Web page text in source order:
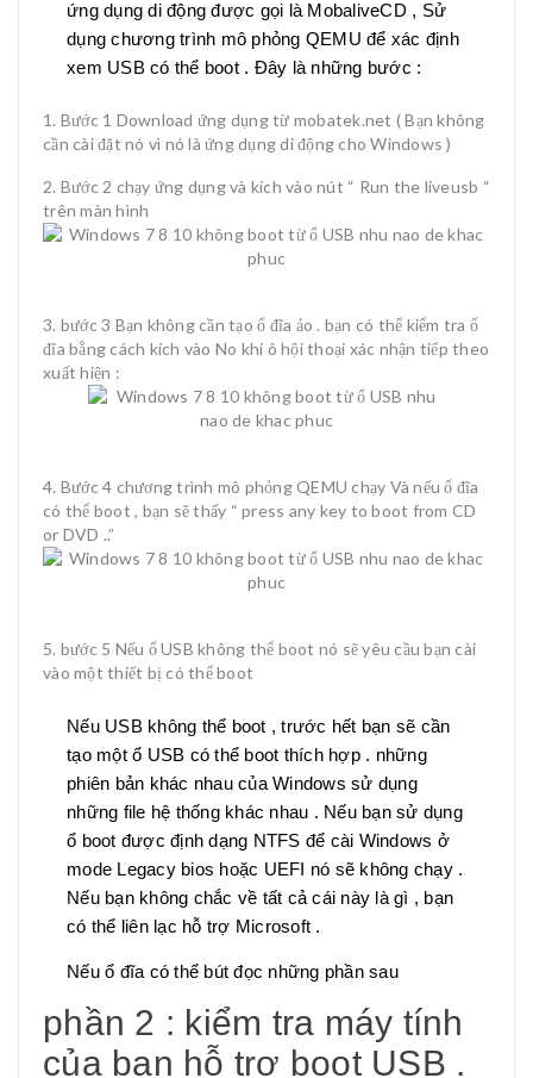
ứng dụng di động được gọi là MobaliveCD , Sử
dụng chương trình mô phỏng QEMU để xác định
xem USB có thể boot . Đây là những bước :
Bước 1 Download ứng dụng từ mobatek.net ( Bạn không
cần cài đặt nó vì nó là ứng dụng di động cho Windows )
Bước 2 chạy ứng dụng và kích vào nút “ Run the liveusb “
trên màn hình
bước 3 Bạn không cần tạo ổ đĩa ảo . bạn có thể kiểm tra ổ
đĩa bằng cách kích vào No khi ô hội thoại xác nhận tiếp theo
xuất hiện :
Bước 4 chương trình mô phỏng QEMU chạy Và nếu ổ đĩa
có thể boot , bạn sẽ thấy “ press any key to boot from CD
or DVD ..”
bước 5 Nếu ổ USB không thể boot nó sẽ yêu cầu bạn cài
vào một thiết bị có thể boot
Nếu USB không thể boot , trước hết bạn sẽ cần
tạo một ổ USB có thể boot thích hợp . những
phiên bản khác nhau của Windows sử dụng
những file hệ thống khác nhau . Nếu bạn sử dụng
ổ boot được định dạng NTFS để cài Windows ở
mode Legacy bios hoặc UEFI nó sẽ không chạy .
Nếu bạn không chắc về tất cả cái này là gì , bạn
có thể liên lạc hỗ trợ Microsoft .
Nếu ổ đĩa có thể bút đọc những phần sau
phần 2 : kiểm tra máy tính
của bạn hỗ trợ boot USB .